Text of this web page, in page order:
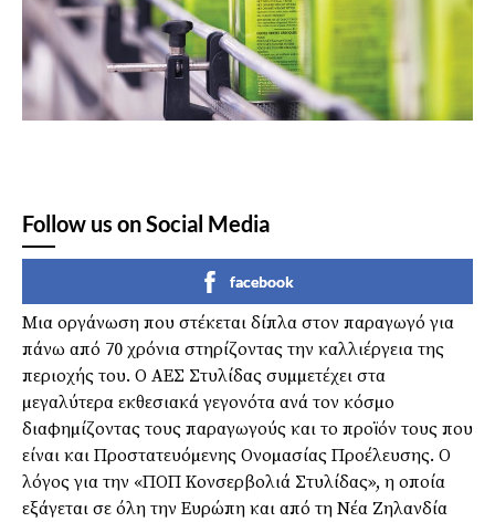
Follow us on Social Media
facebook
Μια οργάνωση που στέκεται δίπλα στον παραγωγό για
πάνω από 70 χρόνια στηρίζοντας την καλλιέργεια της
περιοχής του. Ο ΑΕΣ Στυλίδας συµµετέχει στα
µεγαλύτερα εκθεσιακά γεγονότα ανά τον κόσµο
διαφηµίζοντας τους παραγωγούς και το προϊόν τους που
είναι και Προστατευόµενης Ονοµασίας Προέλευσης. Ο
λόγος για την «ΠΟΠ Κονσερβολιά Στυλίδας», η οποία
εξάγεται σε όλη την Ευρώπη και από τη Νέα Ζηλανδία